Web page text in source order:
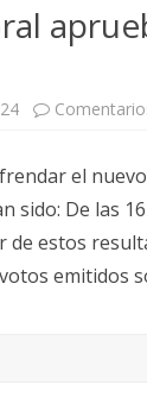
el
sido: De las
de estos
emitidos